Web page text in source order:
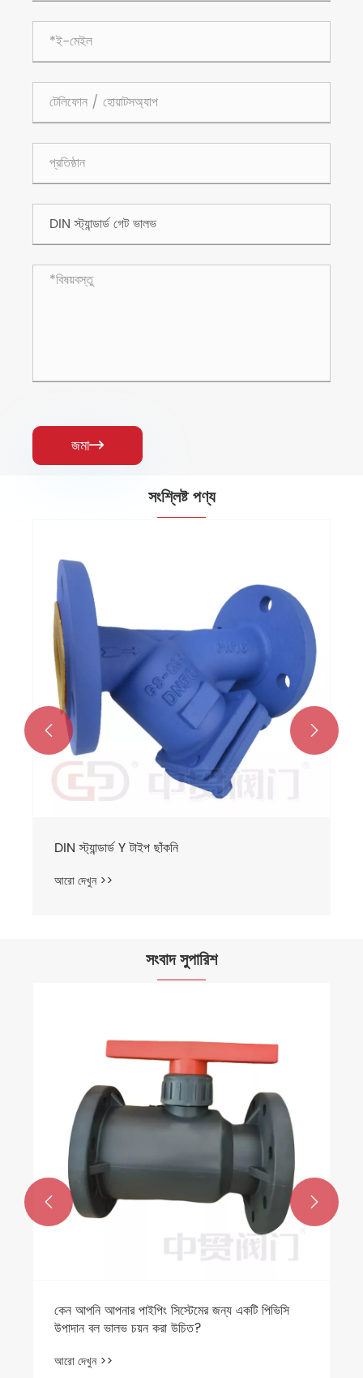
জমা
সংশ্লিষ্ট পণ্য
DIN সুইং টাইপ চেক ভালভ
আরো দেখুন >>
 
সংবাদ সুপারিশ
রফতানি করা হয়েছে!
 